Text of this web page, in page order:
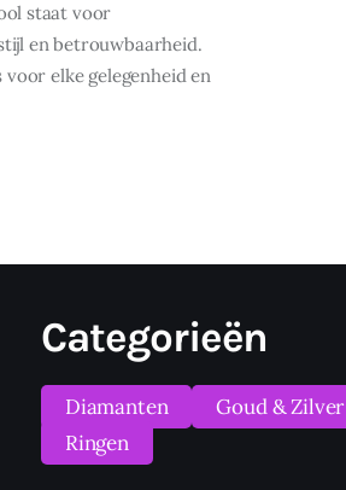
staat voor
en betrouwbaarheid.
elke gelegenheid en
Categorieën
Diamanten Goud & Zilver
Ringen